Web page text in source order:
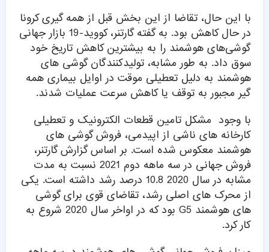
با این حال، تقاضا از این بخش قبل از همه گیری کرونا
در حال کاهش بود. به گفته گارتنر، کووید-19 بازار جهانی
گوشی‌های هوشمند را به بیشترین کاهش تاریخ خود
سوق داد. به طور مشابه، تولیدکنندگان گوشی های
هوشمند به دلیل تعطیلی موقت در اوایل بیماری همه
گیر مجبور به توقف یا کاهش سرعت عملیات شدند.
با وجود مشکل تامین قطعات الکترونیک و تعطیلی
کارخانه های ناشی از اپیدمی، فروش گوشی های
هوشمند معکوس شده است. بر اساس گزارش گارتنر،
فروش جهانی در سه ماهه دوم 2021 نسبت به مدت
مشابه در سال 2020 10.8 درصد رشد داشته است. یکی
از محرک های اصلی رشد، تقاضای قوی برای گوشی
های هوشمند G5 بود که در اواخر سال 2020 شروع به
کار کرد.